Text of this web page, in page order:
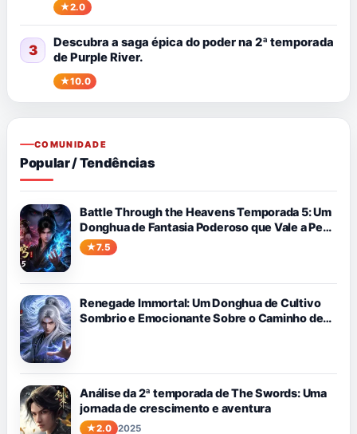
2.0
3
Descubra a saga épica do poder na 2ª temporada
de Purple River.
10.0
COMUNIDADE
Popular / Tendências
Battle Through the Heavens Temporada 5: Um
Donghua de Fantasia Poderoso que Vale a Pena
Assistir
7.5
Renegade Immortal: Um Donghua de Cultivo
Sombrio e Emocionante Sobre o Caminho de
Análise da 2ª temporada de The Swords: Uma
jornada de crescimento e aventura
2.0 2025